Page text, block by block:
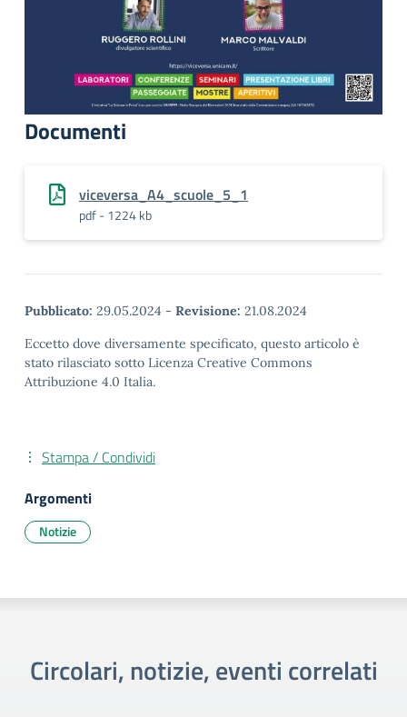
Documenti
viceversa_A4_scuole_5_1
pdf - 1224 kb
Pubblicato: 29.05.2024 - Revisione: 21.08.2024
Eccetto dove diversamente specificato, questo articolo è
stato rilasciato sotto Licenza Creative Commons
Attribuzione 4.0 Italia.
Stampa / Condividi
Argomenti
Notizie
Circolari, notizie, eventi correlati